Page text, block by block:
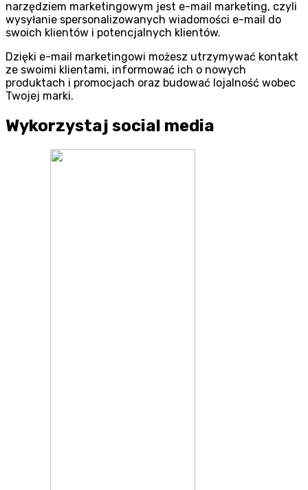
narzędziem marketingowym jest e-mail marketing, czyli
wysyłanie spersonalizowanych wiadomości e-mail do
swoich klientów i potencjalnych klientów.
Dzięki e-mail marketingowi możesz utrzymywać kontakt
ze swoimi klientami, informować ich o nowych
produktach i promocjach oraz budować lojalność wobec
Twojej marki.
Wykorzystaj social media